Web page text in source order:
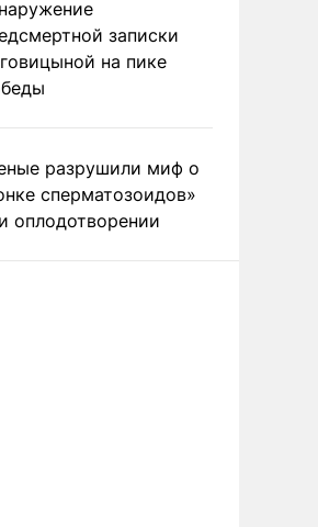
записки
на пике
разрушили миф о
сперматозоидов»
оплодотворении